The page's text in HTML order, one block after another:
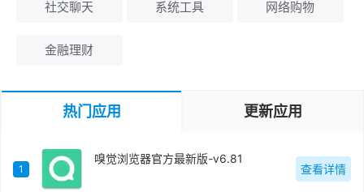
社交聊天 系统工具 网络购物
金融理财
热门应用 更新应用
1
嗅觉浏览器官方最新版-v6.81
查看详情